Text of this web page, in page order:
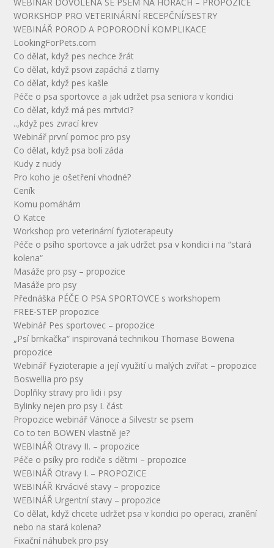
WORKSHOP PRO VETERINÁRNÍ RECEPČNÍ/SESTRY
WEBINÁŘ POROD A POPORODNÍ KOMPLIKACE
LookingForPets.com
Co dělat, když pes nechce žrát
Co dělat, když psovi zapáchá z tlamy
Co dělat, když pes kašle
Péče o psa sportovce a jak udržet psa seniora v kondici
Co dělat, když má pes mrtvici?
..,když pes zvrací krev
Webinář první pomoc pro psy
Co dělat, když psa bolí záda
Kudy z nudy
Pro koho je ošetření vhodné?
Ceník
Komu pomáhám
O Katce
Workshop pro veterinární fyzioterapeuty
Péče o psího sportovce a jak udržet psa v kondici i na “stará
kolena“
Masáže pro psy – propozice
Masáže pro psy
Přednáška PÉČE O PSA SPORTOVCE s workshopem
FREE-STEP propozice
Webinář Pes sportovec – propozice
„Psí brnkačka“ inspirovaná technikou Thomase Bowena
propozice
Webinář Fyzioterapie a její využití u malých zvířat – propozice
Boswellia pro psy
Doplňky stravy pro lidi i psy
Bylinky nejen pro psy I. část
Propozice webinář Vánoce a Silvestr se psem
Co to ten BOWEN vlastně je?
WEBINÁŘ Otravy II. – propozice
Péče o psíky pro rodiče s dětmi – propozice
WEBINÁŘ Otravy I. – PROPOZICE
WEBINÁŘ Krvácivé stavy – propozice
WEBINÁŘ Urgentní stavy – propozice
Co dělat, když chcete udržet psa v kondici po operaci, zranění
nebo na stará kolena?
Fixační náhubek pro psy